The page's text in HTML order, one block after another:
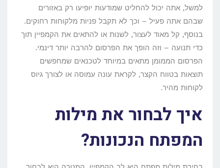
למשל, אתה יכול להחליט שמודעות יופיעו רק באזורים
שבהם אתה פעיל – וכך לא תקבל פניות מלקוחות רחוקים.
בנוסף, קל מאוד לעצור, לשנות או להתאים את הקמפיין תוך
כדי תנועה – וזה הופך את הפרסום להרבה יותר דינמי.
הפרסום הממומן מתאים במיוחד לטכנאים שמחפשים
תוצאות בטווח הקצר, לקראת עונה עמוסה או לצורך גיוס
לקוחות מהיר.
איך לבחור את מילות
המפתח הנכונות?